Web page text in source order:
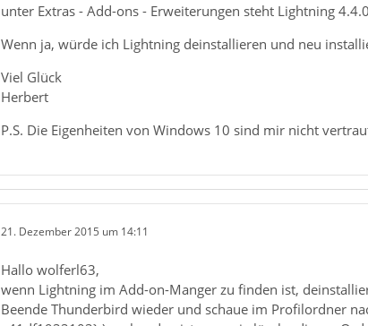
unter Extras - Add-ons - Erweiterungen steht Lightning
Wenn ja, würde ich Lightning deinstallieren und neu
Viel Glück
Herbert
P.S. Die Eigenheiten von Windows 10 sind mir nicht
21. Dezember 2015 um 14:11
Hallo wolferl63,
wenn Lightning im Add-on-Manger zu finden ist,
Beende Thunderbird wieder und schaue im Profilordner